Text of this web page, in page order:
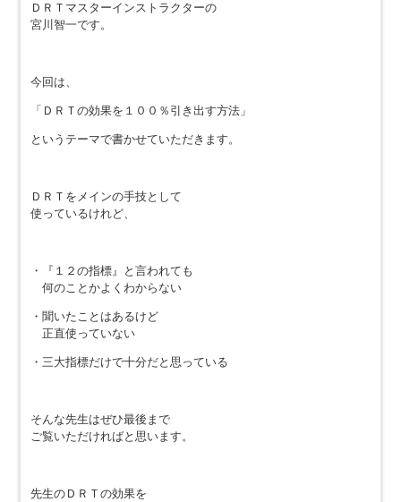
ＤＲＴマスターインストラクターの
宮川智一です。
今回は、
「ＤＲＴの効果を１００％引き出す方法」
というテーマで書かせていただきます。
ＤＲＴをメインの手技として
使っているけれど、
・『１２の指標』と言われても
何のことかよくわからない
・聞いたことはあるけど
正直使っていない
・三大指標だけで十分だと思っている
そんな先生はぜひ最後まで
ご覧いただければと思います。
先生のＤＲＴの効果を